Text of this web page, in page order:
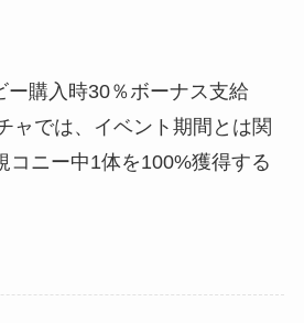
ー購入時30％ボーナス支給
ャでは、イベント期間とは関
ニー中1体を100%獲得する